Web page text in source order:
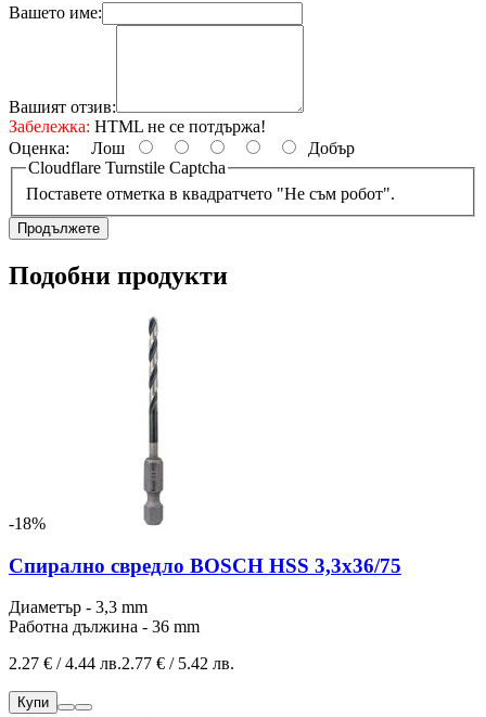
Вашето име:
Вашият отзив:
Забележка: HTML не се потдържа!
Оценка: Лош
Добър
Cloudflare Turnstile Captcha
Поставете отметка в квадратчето "Не съм робот".
Продължете
Подобни продукти
-18%
Спирално свредло BOSCH HSS 3,3x36/75
Диаметър - 3,3 mm
Работна дължина - 36 mm
2.27 € / 4.44 лв.2.77 € / 5.42 лв.
Купи